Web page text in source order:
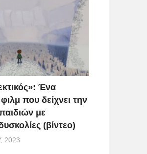
Ένα
που δείχνει την
με
(βίντεο)
2023